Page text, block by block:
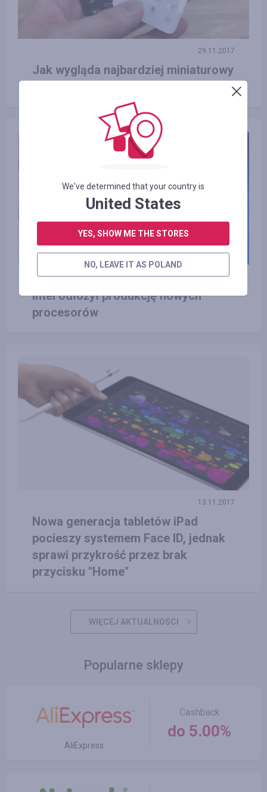
29.11.2017
Jak wygląda najbardziej miniaturowy
11.10.2017
Intel odłożył produkcję nowych
procesorów
13.11.2017
Nowa generacja tabletów iPad
pocieszy systemem Face ID, jednak
sprawi przykrość przez brak
przycisku "Home"
WIĘCEJ AKTUALNOŚCI
Popularne sklepy
AliExpress
Cashback
do 5.00%
We've determined that your country is
United States
YES, SHOW ME THE STORES
NO, LEAVE IT AS POLAND